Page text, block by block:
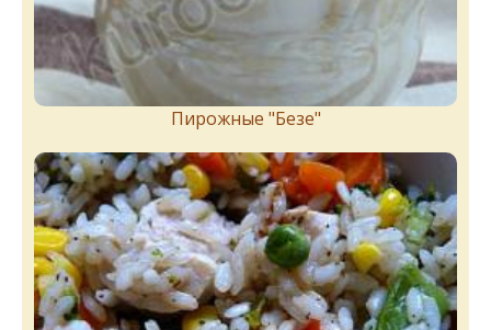
Пирожныe "Бeзe"